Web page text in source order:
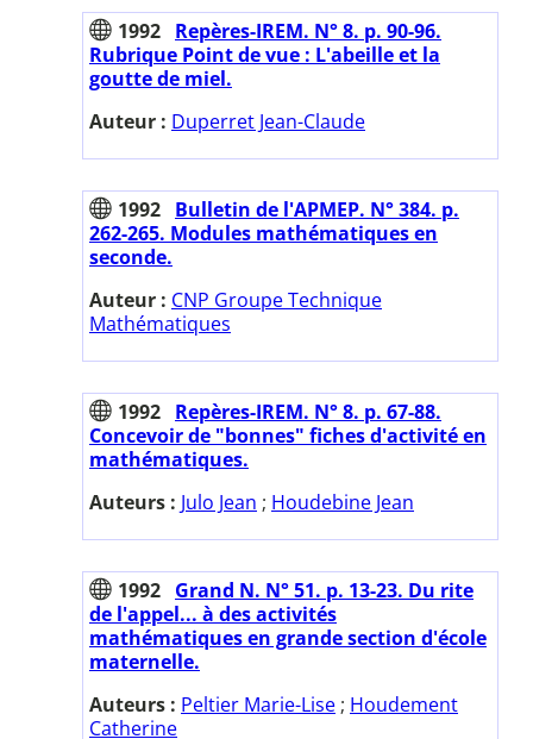
1992 Repères-IREM. N° 8. p. 90-96.
Rubrique Point de vue : L'abeille et la
goutte de miel.
Auteur : Duperret Jean-Claude
1992 Bulletin de l'APMEP. N° 384. p.
262-265. Modules mathématiques en
seconde.
Auteur : CNP Groupe Technique
Mathématiques
1992 Repères-IREM. N° 8. p. 67-88.
Concevoir de "bonnes" fiches d'activité en
mathématiques.
Auteurs : Julo Jean ; Houdebine Jean
1992 Grand N. N° 51. p. 13-23. Du rite
de l'appel... à des activités
mathématiques en grande section d'école
maternelle.
Auteurs : Peltier Marie-Lise ; Houdement
Catherine